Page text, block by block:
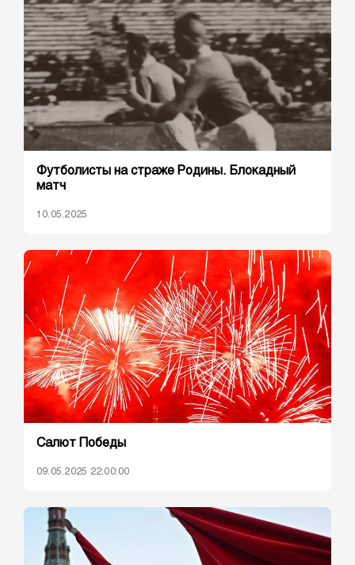
Футболисты на страже Родины. Блокадный
матч
10.05.2025
Салют Победы
09.05.2025 22:00:00